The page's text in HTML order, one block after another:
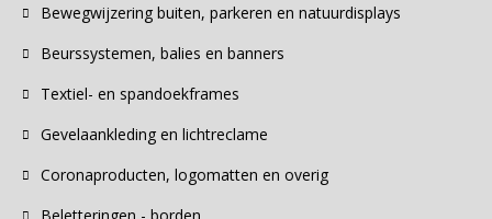
Bewegwijzering buiten, parkeren en natuurdisplays
Beurssystemen, balies en banners
Textiel- en spandoekframes
Gevelaankleding en lichtreclame
Coronaproducten, logomatten en overig